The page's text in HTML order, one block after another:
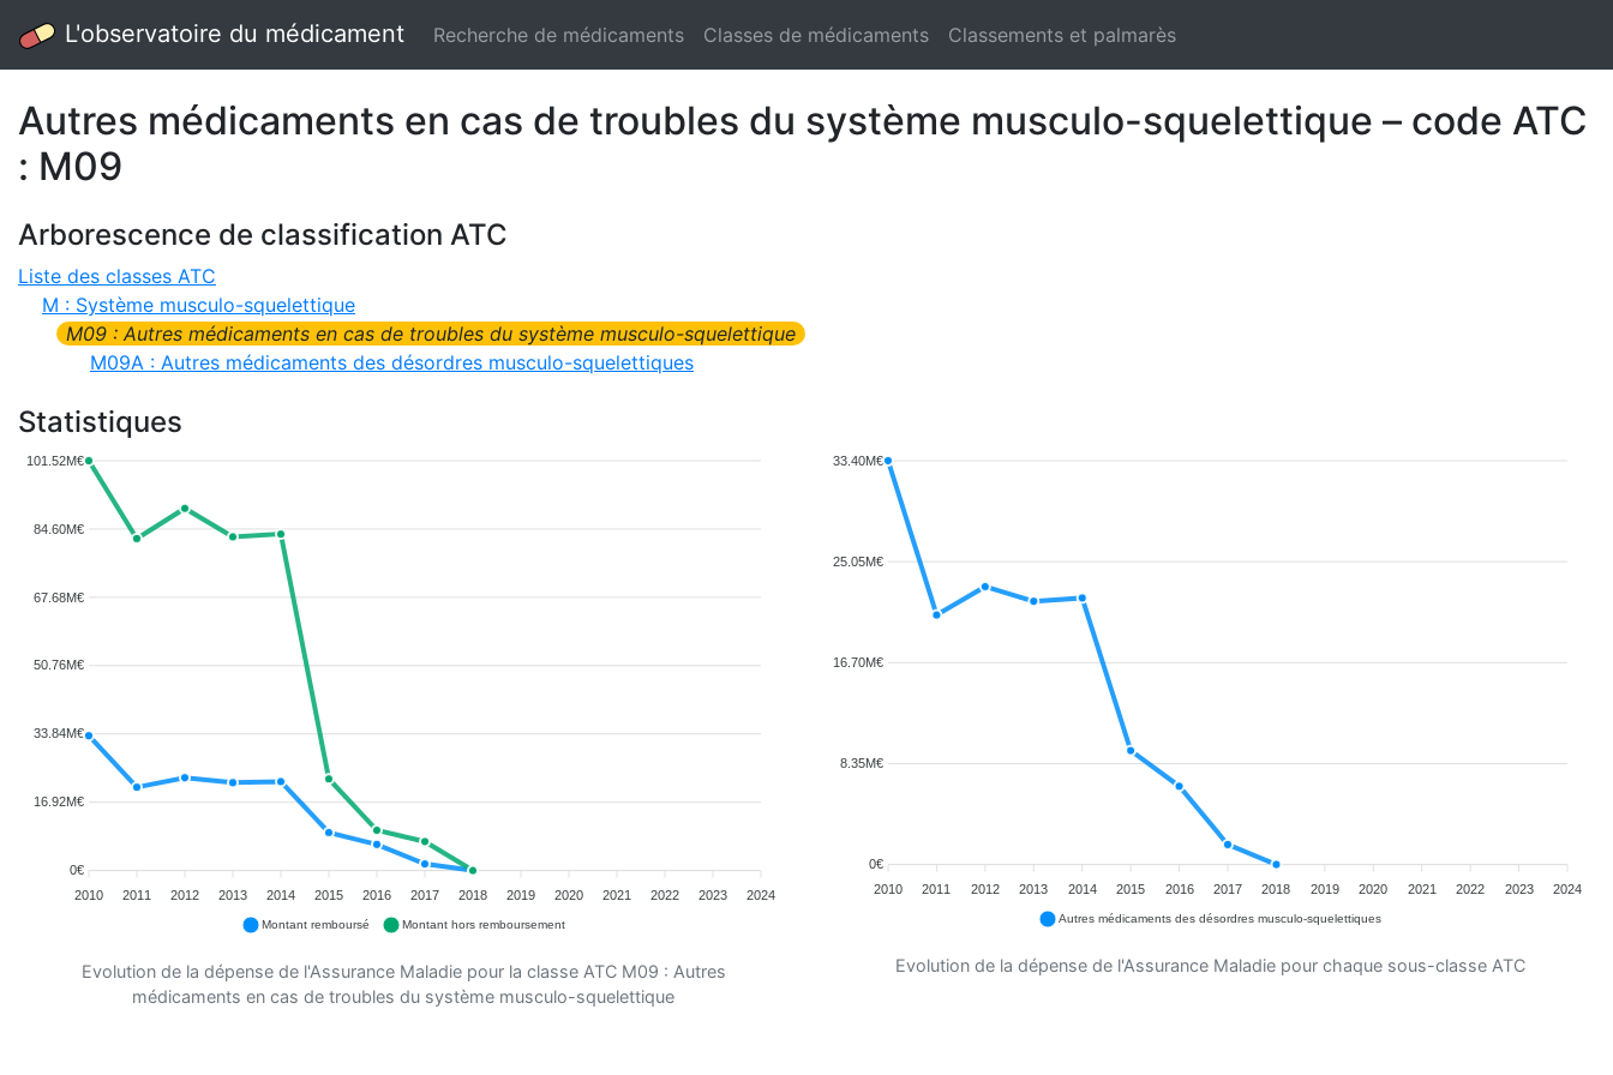
L'observatoire du médicament Recherche de médicaments Classes de médicaments Classements et palmarès
Autres médicaments en cas de troubles du système musculo-squelettique – code ATC
: M09
Arborescence de classification ATC
Liste des classes ATC
M : Système musculo-squelettique
M09 : Autres médicaments en cas de troubles du système musculo-squelettique
M09A : Autres médicaments des désordres musculo-squelettiques
Statistiques
101.52M€
84.60M€
67.68M€
50.76M€
33.84M€
16.92M€
0€
2010
2011 2012 2013 2014 2015 2016 2017 2018 2019 2020 2021 2022 2023 2024
Montant remboursé Montant hors remboursement
Evolution de la dépense de l'Assurance Maladie pour la classe ATC M09 : Autres
médicaments en cas de troubles du système musculo-squelettique
33.40M€
25.05M€
16.70M€
8.35M€
0€
2010
2011 2012 2013 2014 2015 2016 2017 2018 2019 2020 2021 2022 2023 2024
Autres médicaments des désordres musculo-squelettiques
Evolution de la dépense de l'Assurance Maladie pour chaque sous-classe ATC